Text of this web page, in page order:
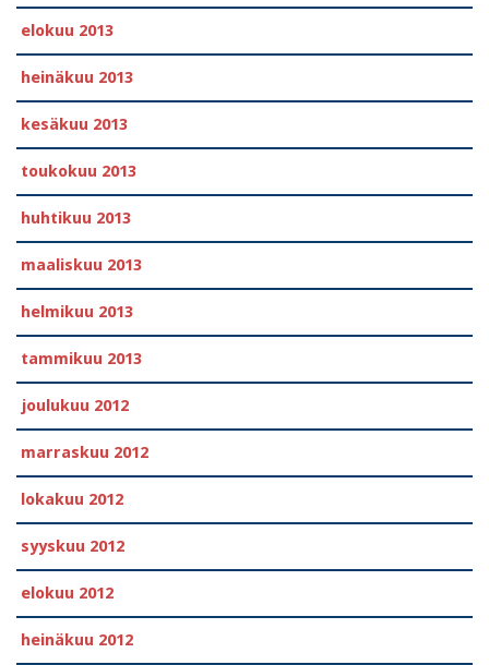
elokuu 2013
heinäkuu 2013
kesäkuu 2013
toukokuu 2013
huhtikuu 2013
maaliskuu 2013
helmikuu 2013
tammikuu 2013
joulukuu 2012
marraskuu 2012
lokakuu 2012
syyskuu 2012
elokuu 2012
heinäkuu 2012